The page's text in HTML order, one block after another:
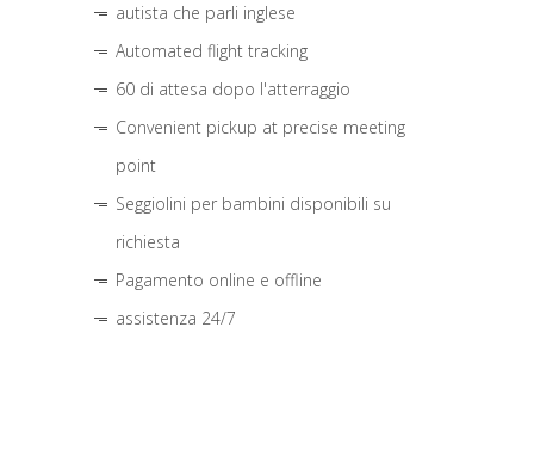
autista che parli inglese
Automated flight tracking
60 di attesa dopo l'atterraggio
Convenient pickup at precise meeting
point
Seggiolini per bambini disponibili su
richiesta
Pagamento online e offline
assistenza 24/7